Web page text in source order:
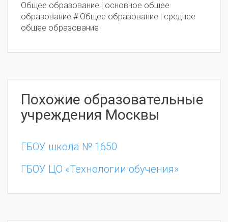
Общее образование | основное общее
образование # Общее образование | среднее
общее образование
Похожие образовательные
учреждения Москвы
ГБОУ школа № 1650
ГБОУ ЦО «Технологии обучения»